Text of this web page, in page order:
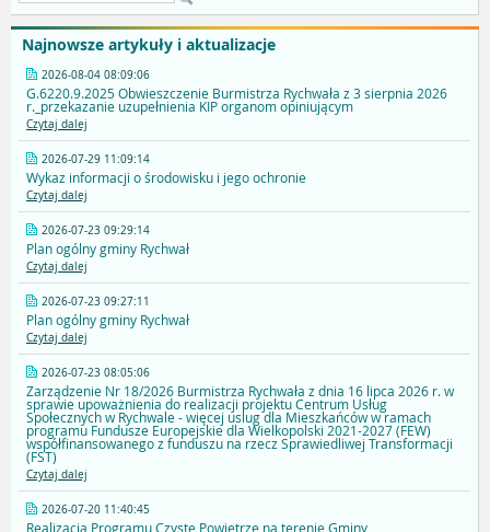
Najnowsze artykuły i aktualizacje
2026-08-04 08:09:06
G.6220.9.2025 Obwieszczenie Burmistrza Rychwała z 3 sierpnia 2026
r._przekazanie uzupełnienia KIP organom opiniującym
Czytaj dalej
2026-07-29 11:09:14
Wykaz informacji o środowisku i jego ochronie
Czytaj dalej
2026-07-23 09:29:14
Plan ogólny gminy Rychwał
Czytaj dalej
2026-07-23 09:27:11
Plan ogólny gminy Rychwał
Czytaj dalej
2026-07-23 08:05:06
Zarządzenie Nr 18/2026 Burmistrza Rychwała z dnia 16 lipca 2026 r. w
sprawie upoważnienia do realizacji projektu Centrum Usług
Społecznych w Rychwale - więcej uslug dla Mieszkańców w ramach
programu Fundusze Europejskie dla Wielkopolski 2021-2027 (FEW)
współfinansowanego z funduszu na rzecz Sprawiedliwej Transformacji
(FST)
Czytaj dalej
2026-07-20 11:40:45
Realizacja Programu Czyste Powietrze na terenie Gminy